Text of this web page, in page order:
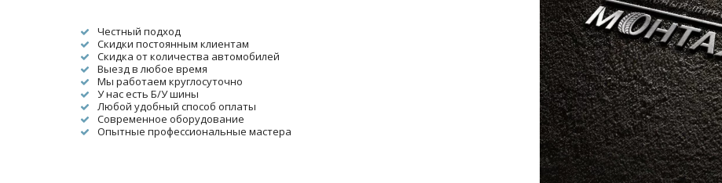
Честный подход
Скидки постоянным клиентам
Скидка от количества автомобилей
Выезд в любое время
Мы работаем круглосуточно
У нас есть Б/У шины
Любой удобный способ оплаты
Современное оборудование
Опытные профессиональные мастера